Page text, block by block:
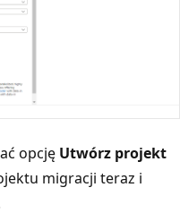
opcję Utwórz projekt
migracji teraz i